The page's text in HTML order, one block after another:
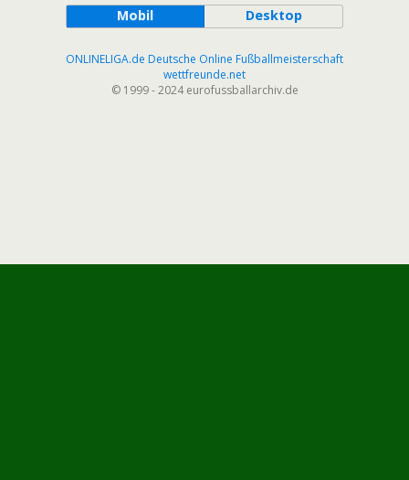
Mobil Desktop
ONLINELIGA.de Deutsche Online Fußballmeisterschaft
wettfreunde.net
© 1999 - 2024 eurofussballarchiv.de